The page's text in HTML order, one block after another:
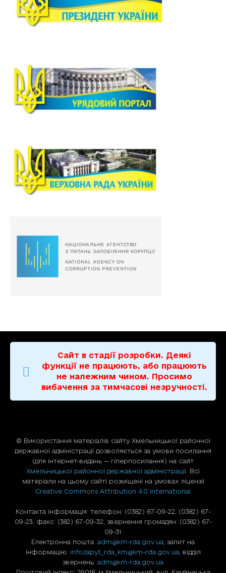
Сайт в стадії розробки. Деякі
функції не працюють, або працюють
не належним чином. Просимо
вибачення за тимчасові незручності.
© Використання матерiалiв сайту Хмельницької районної
державної адміністрації дозволяється за умови посилання
(для iнтернет-видань — гiперпосилання) на сайт
Хмельницької районної державної адміністрації . Всі
матеріали на цьому сайті розміщені на умовах ліцензії
Creative Commons Attribution 4.0 International
Контакта інформація: телефон: (0382) 67-09-22, (0382) 67-
09-23, факс: (382) 67-09-32, звернення громадян: (0382) 67-
09-31
Електронна пошта: adm@km-rda.gov.ua , запит на
інформацію: infozapyt_rda_km@km-rda.gov.ua , відділ
звернень: adm@km-rda.gov.ua